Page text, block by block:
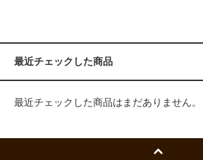
最近チェックした商品
最近チェックした商品はまだありません。